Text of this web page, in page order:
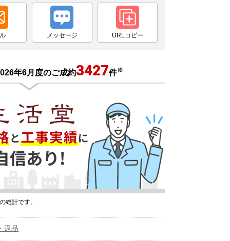
メッセージ URLコピー
年6月度のご成約3427件※
総計です。
返品